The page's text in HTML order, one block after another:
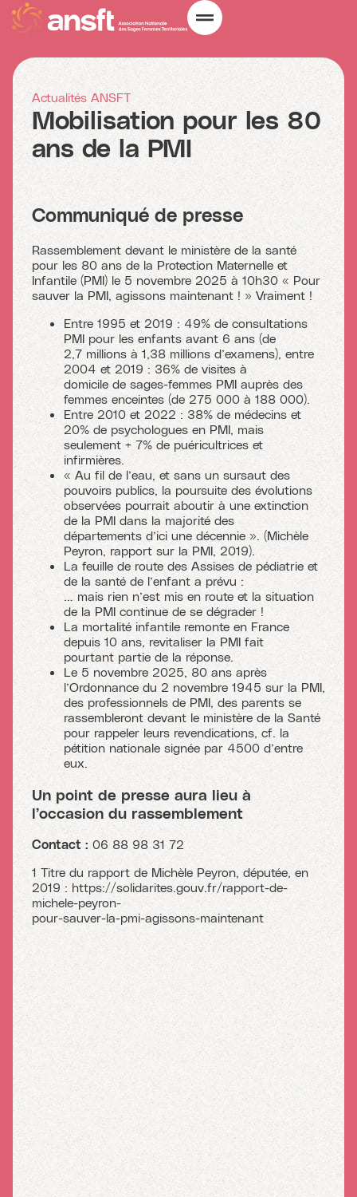
Actualités ANSFT
Mobilisation pour les 80
ans de la PMI
Communiqué de presse
Rassemblement devant le ministère de la santé
pour les 80 ans de la Protection Maternelle et
Infantile (PMI) le 5 novembre 2025 à 10h30 « Pour
sauver la PMI, agissons maintenant ! » Vraiment !
Entre 1995 et 2019 : 49% de consultations
PMI pour les enfants avant 6 ans (de
2,7 millions à 1,38 millions d’examens), entre
2004 et 2019 : 36% de visites à
domicile de sages-femmes PMI auprès des
femmes enceintes (de 275 000 à 188 000).
Entre 2010 et 2022 : 38% de médecins et
20% de psychologues en PMI, mais
seulement + 7% de puéricultrices et
infirmières.
« Au fil de l’eau, et sans un sursaut des
pouvoirs publics, la poursuite des évolutions
observées pourrait aboutir à une extinction
de la PMI dans la majorité des
départements d’ici une décennie ». (Michèle
Peyron, rapport sur la PMI, 2019).
La feuille de route des Assises de pédiatrie et
de la santé de l’enfant a prévu :
… mais rien n’est mis en route et la situation
de la PMI continue de se dégrader !
La mortalité infantile remonte en France
depuis 10 ans, revitaliser la PMI fait
pourtant partie de la réponse.
Le 5 novembre 2025, 80 ans après
l’Ordonnance du 2 novembre 1945 sur la PMI,
des professionnels de PMI, des parents se
rassembleront devant le ministère de la Santé
pour rappeler leurs revendications, cf. la
pétition nationale signée par 4500 d’entre
eux.
Un point de presse aura lieu à
l’occasion du rassemblement
Contact : 06 88 98 31 72
1 Titre du rapport de Michèle Peyron, députée, en
2019 : https://solidarites.gouv.fr/rapport-de-
michele-peyron-
pour-sauver-la-pmi-agissons-maintenant